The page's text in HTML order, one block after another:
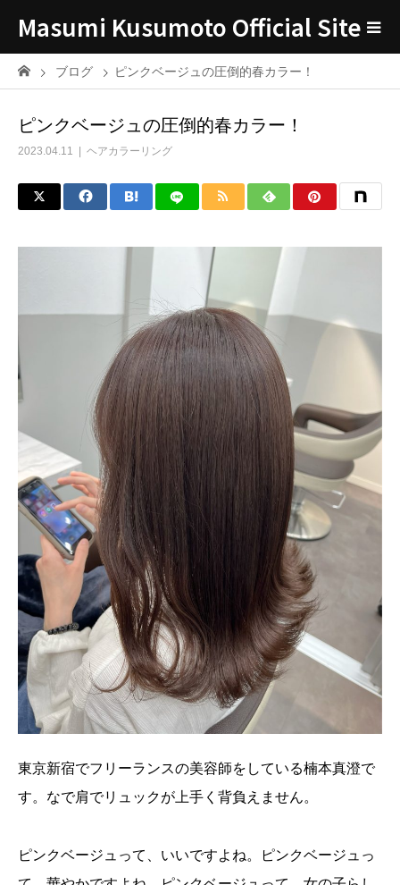
Masumi Kusumoto Official Site
ブログ ピンクベージュの圧倒的春カラー！
ピンクベージュの圧倒的春カラー！
2023.04.11 ヘアカラーリング
東京新宿でフリーランスの美容師をしている楠本真澄で
す。なで肩でリュックが上手く背負えません。
ピンクベージュって、いいですよね。ピンクベージュっ